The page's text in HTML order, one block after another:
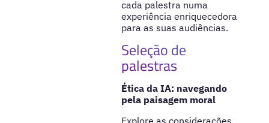
cada palestra numa
experiência enriquecedora
para as suas audiências.
Seleção de
palestras
Ética da IA: navegando
pela paisagem moral